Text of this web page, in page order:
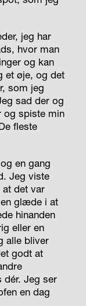
jeg har
hvor man
og kan
et øje, og det
som jeg
sad der og
og spiste min
fleste
og en gang
Jeg viste
det var
glæde i at
hinanden
eller en
alle bliver
godt at
dér. Jeg ser
en dag